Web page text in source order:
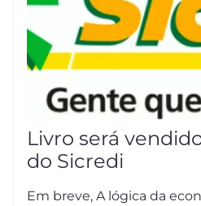
Livro será
do Sicredi
Em breve, A lógica da